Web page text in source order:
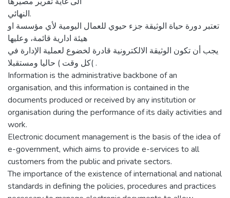
النهائي.
تعتبر دورة حياة الوثيقة جزء حيوي للعمال اليومية لأي مؤسسة او
هيئة ادارية قائمة، وعليها
يجب أن تكون الوثيقة الالكترونية قادرة لخضوع لعملية الإدارة في
كل وقت ) حاليا ومستقبلا( .
Information is the administrative backbone of an
organisation, and this information is contained in the
documents produced or received by any institution or
organisation during the performance of its daily activities and
work.
Electronic document management is the basis of the idea of
e-government, which aims to provide e-services to all
customers from the public and private sectors.
The importance of the existence of international and national
standards in defining the policies, procedures and practices